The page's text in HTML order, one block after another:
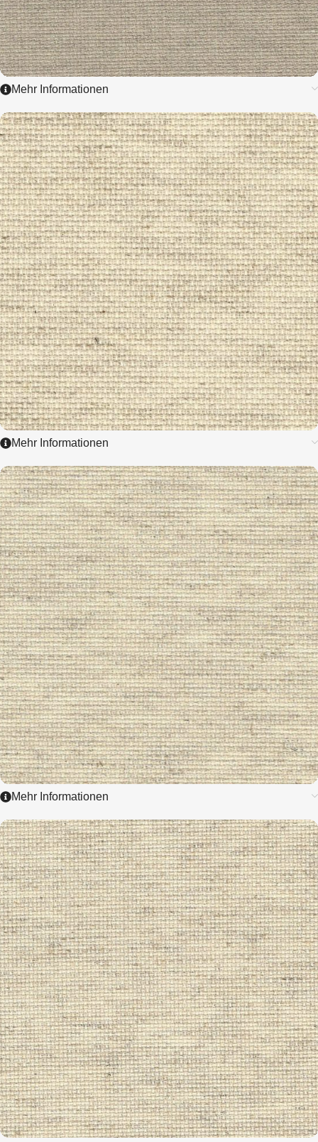
3456
LINEN - AIDA
8,0 / cm - 20 ct.
ZUM ARTIKEL
Mehr Informationen
3279
RUSTICO AIDA
5,4 / cm - 14 ct.
ZUM ARTIKEL
Mehr Informationen
3321
RUSTICO AIDA
6,4 / cm - 16 ct.
ZUM ARTIKEL
Mehr Informationen